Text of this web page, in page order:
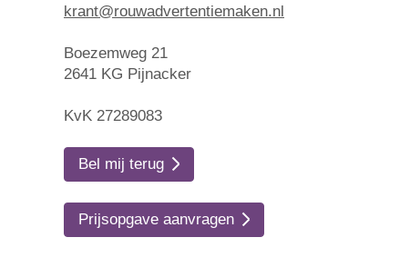
krant@rouwadvertentiemaken.nl
Boezemweg 21
2641 KG Pijnacker
KvK 27289083
Bel mij terug
Prijsopgave aanvragen